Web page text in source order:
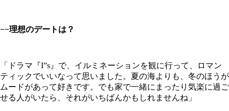
−−理想のデートは？
「ドラマ『I”s』で、イルミネーションを観に行って、ロマン
ティックでいいなって思いました。夏の海よりも、冬のほうが
ムードがあって好きです。でも家で一緒にまったり気楽に過ご
せる人がいたら、それがいちばんかもしれませんね」